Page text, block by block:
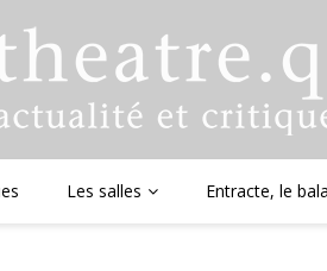
Les salles Entracte, le